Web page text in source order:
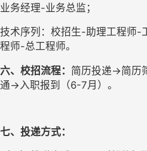
业务经理-业务总监；
技术序列： 校招生-助理工程师-
程师-总工程师。
六、校招流程： 简历投递→简历
通→入职报到（6-7月）。
七、投递方式：